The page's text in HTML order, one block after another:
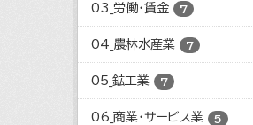
03_労働・賃金 7
04_農林水産業 7
05_鉱工業 7
06_商業・サービス業 5